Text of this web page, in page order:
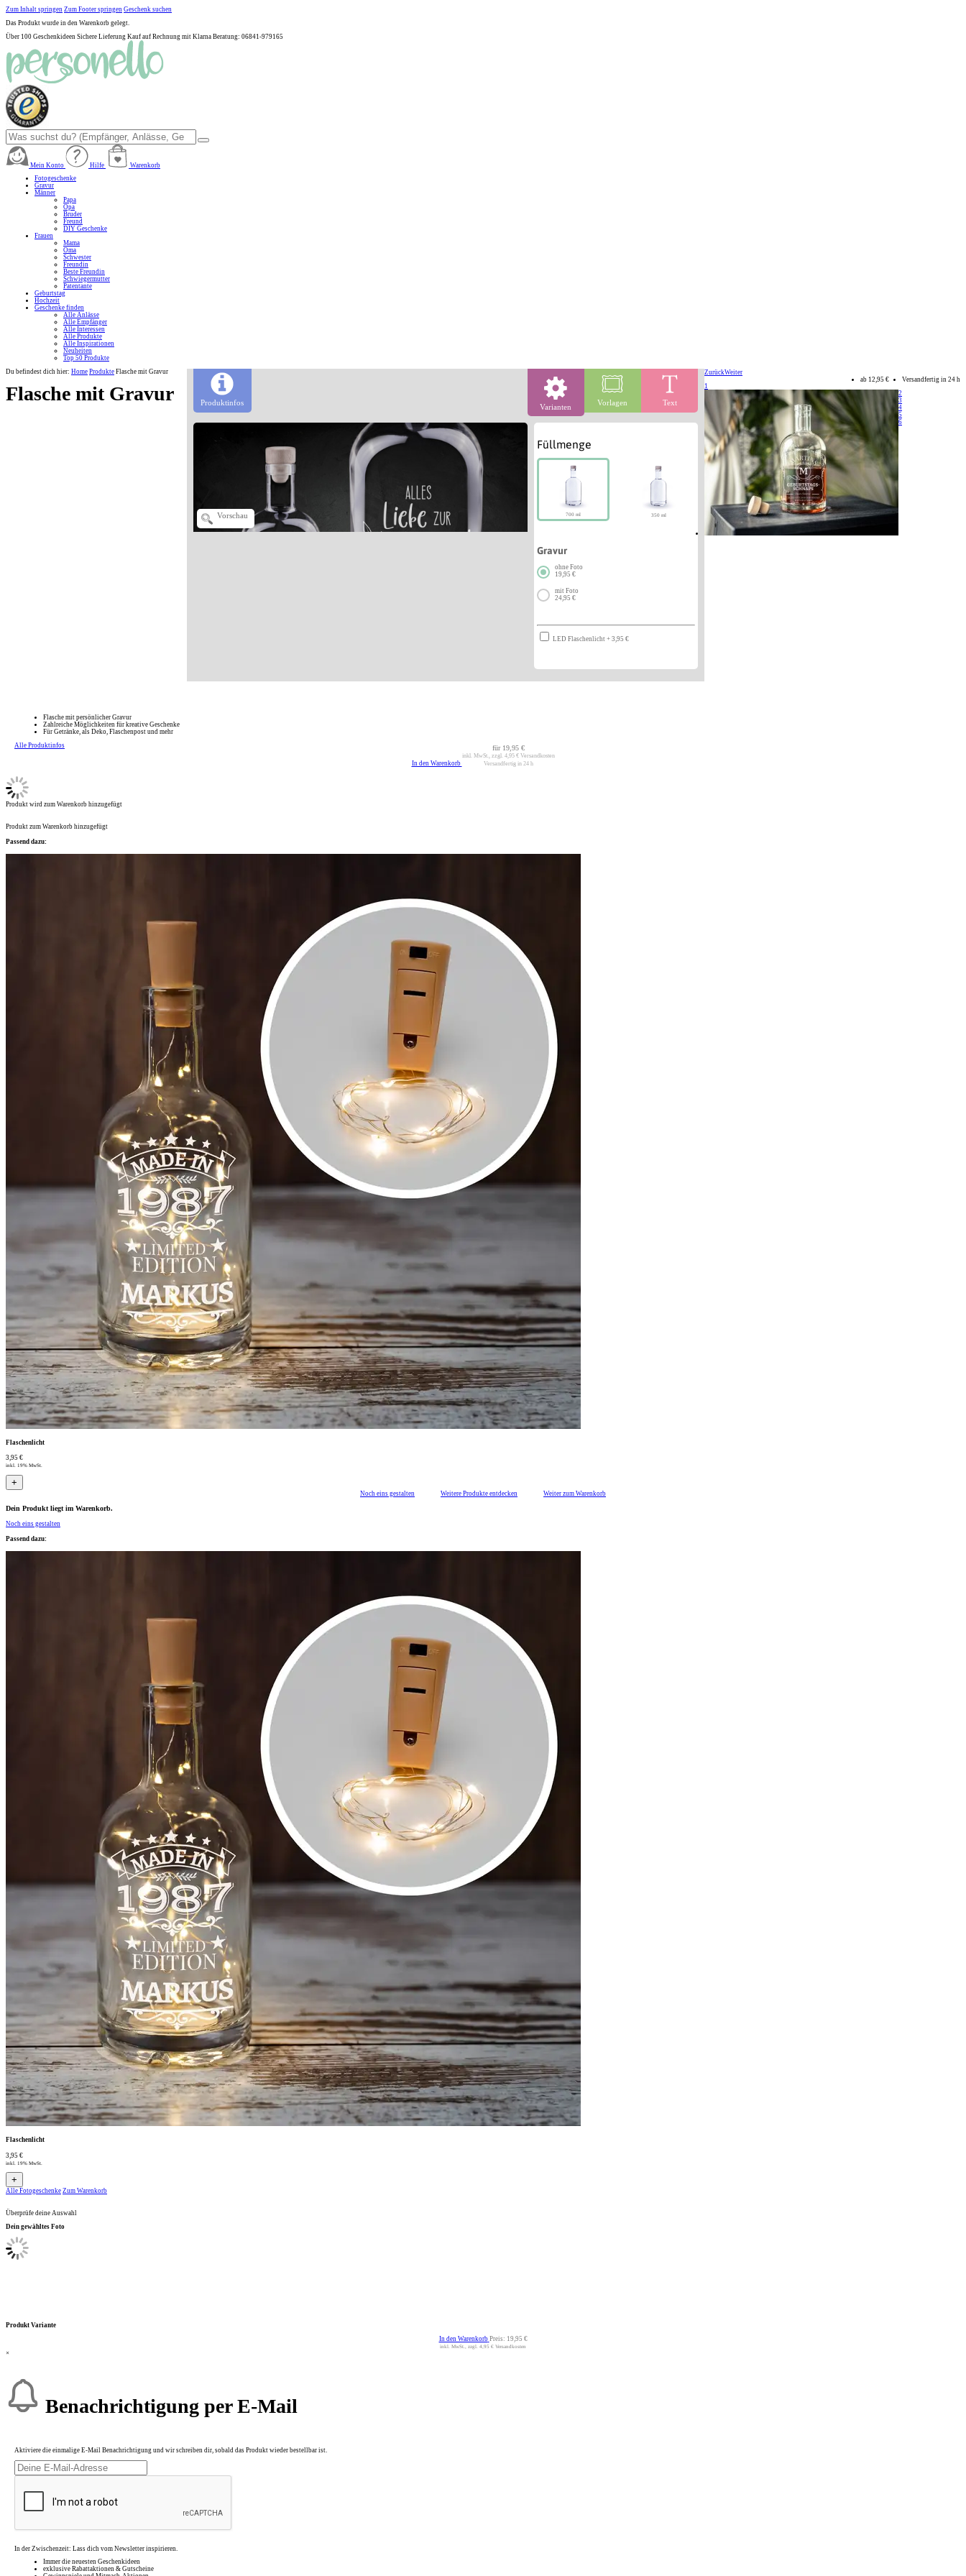
Zum Inhalt springen Zum Footer springen Geschenk suchen
Das Produkt wurde in den Warenkorb gelegt.
Über 100 Geschenkideen Sichere Lieferung Kauf auf Rechnung mit Klarna Beratung: 06841-979165
Mein Konto Hilfe
Warenkorb
Fotogeschenke
Gravur
Männer
Papa
Opa
Bruder
Freund
DIY Geschenke
Frauen
Mama
Oma
Schwester
Freundin
Beste Freundin
Schwiegermutter
Patentante
Geburtstag
Hochzeit
Geschenke finden
Alle Anlässe
Alle Empfänger
Alle Interessen
Alle Produkte
Alle Inspirationen
Neuheiten
Top 50 Produkte
Du befindest dich hier: Home Produkte Flasche mit Gravur
Flasche mit Gravur
ab 12,95 € Versandfertig in 24 h
Produktinfos Varianten Vorlagen Text
Vorschau
Füllmenge
700 ml 350 ml
Gravur
ohne Foto
19,95 €
mit Foto
24,95 €
LED Flaschenlicht + 3,95 €
ZurückWeiter
1
2
3
4
5
6
Flasche mit persönlicher Gravur
Zahlreiche Möglichkeiten für kreative Geschenke
Für Getränke, als Deko, Flaschenpost und mehr
Alle Produktinfos
In den Warenkorb
für 19,95 €
inkl. MwSt., zzgl. 4,95 €Versandkosten
Versandfertig in 24 h
Produkt wird zum Warenkorb hinzugefügt
Produkt zum Warenkorb hinzugefügt
Passend dazu:
Flaschenlicht
3,95 €
inkl. 19% MwSt.
+
Noch eins gestalten Weitere Produkte entdecken Weiter zum Warenkorb
Dein Produkt liegt im Warenkorb.
Noch eins gestalten
Passend dazu:
Flaschenlicht
3,95 €
inkl. 19% MwSt.
+
Alle Fotogeschenke Zum Warenkorb
Überprüfe deine Auswahl
Dein gewähltes Foto
Produkt Variante
In den Warenkorb Preis: 19,95 €
inkl. MwSt., zzgl. 4,95 € Versandkosten
×
Benachrichtigung per E-Mail
Aktiviere die einmalige E-Mail Benachrichtigung und wir schreiben dir, sobald das Produkt wieder bestellbar ist.
In der Zwischenzeit: Lass dich vom Newsletter inspirieren.
Immer die neuesten Geschenkideen
exklusive Rabattaktionen & Gutscheine